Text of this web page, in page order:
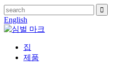
English
집
제품